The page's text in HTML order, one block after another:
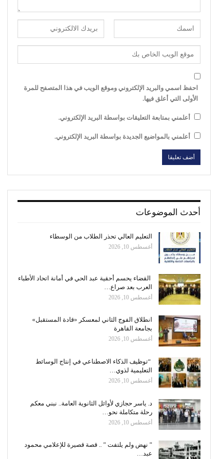
احفظ اسمي والبريد الإلكتروني وموقع الويب في هذا المتصفح للمرة
الأولى التي أعلق فيها.
أعلمني بمتابعة التعليقات بواسطة البريد الإلكتروني.
أعلمني بالمواضيع الجديدة بواسطة البريد الإلكتروني.
أحدث الموضوعات
التعليم العالي تحذر الطلاب من الوسطاء
أغسطس 10, 2026
القضاء يحسم أحقية عبد الحي في أمانة اتحاد الأطباء
العرب بعد صراع…
أغسطس 10, 2026
انطلاق الفوج الثاني لمعسكر «قادة المستقبل»
بجامعة القاهرة
أغسطس 10, 2026
“توظيف الذكاء الاصطناعي في إنتاج الوسائط
التعليمية لذوي…
أغسطس 10, 2026
د. ياسر حجازي لأوائل الثانوية العامة.. نبني معكم
رحلة متكاملة نحو…
أغسطس 10, 2026
” نهض ولم يلتفت ” .. قصة قصيرة للإعلامي محمود
عبد…